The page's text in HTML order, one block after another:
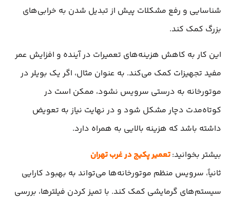
شناسایی و رفع مشکلات پیش از تبدیل شدن به خرابی‌های
بزرگ کمک کند.
این کار به کاهش هزینه‌های تعمیرات در آینده و افزایش عمر
مفید تجهیزات کمک می‌کند. به عنوان مثال، اگر یک بویلر در
موتورخانه به درستی سرویس نشود، ممکن است در
کوتاه‌مدت دچار مشکل شود و در نهایت نیاز به تعویض
داشته باشد که هزینه بالایی به همراه دارد.
بیشتر بخوانید:تعمیر پکیج در غرب تهران
ثانیاً، سرویس منظم موتورخانه‌ها می‌تواند به بهبود کارایی
سیستم‌های گرمایشی کمک کند. با تمیز کردن فیلترها، بررسی